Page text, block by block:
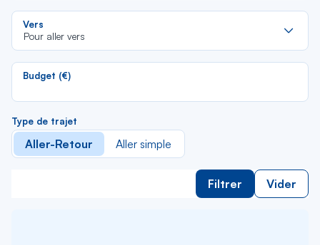
Vers
Pour aller vers
Budget (€)
Type de trajet
Aller-Retour Aller simple
Filtrer Vider